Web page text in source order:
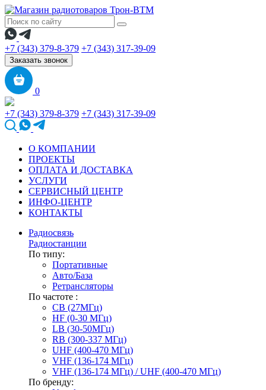
+7 (343) 379-8-379 +7 (343) 317-39-09
Заказать звонок
0
+7 (343) 379-8-379 +7 (343) 317-39-09
О КОМПАНИИ
ПРОЕКТЫ
ОПЛАТА И ДОСТАВКА
УСЛУГИ
СЕРВИСНЫЙ ЦЕНТР
ИНФО-ЦЕНТР
КОНТАКТЫ
Радиосвязь
Радиостанции
По типу:
Портативные
Авто/База
Ретрансляторы
По частоте :
CB (27МГц)
HF (0-30 МГц)
LB (30-50МГц)
RB (300-337 МГц)
UHF (400-470 МГц)
VHF (136-174 МГц)
VHF (136-174 МГц) / UHF (400-470 МГц)
По бренду: